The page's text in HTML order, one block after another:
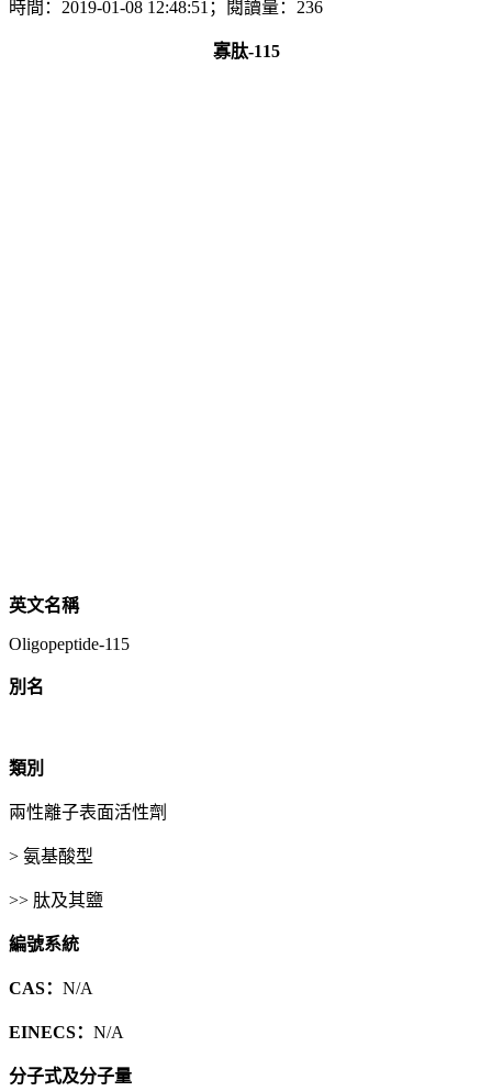
時間：2019-01-08 12:48:51；閱讀量：236
寡肽-115
英文名稱
Oligopeptide-115
別名
類別
兩性離子表面活性劑
> 氨基酸型
>> 肽及其鹽
編號系統
CAS： N/A
EINECS： N/A
分子式及分子量